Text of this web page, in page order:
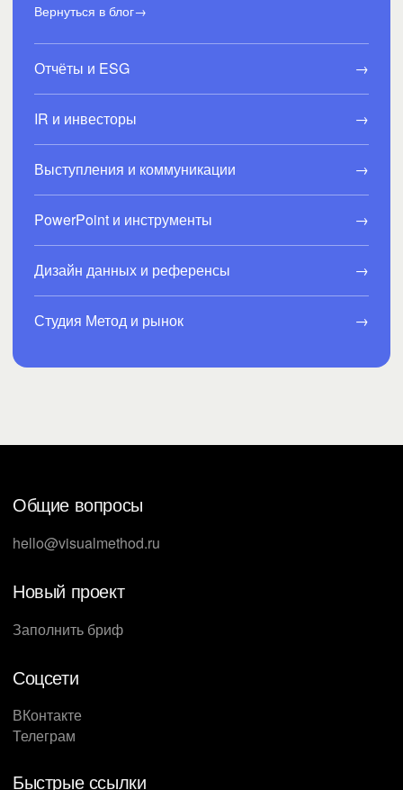
Вернуться в блог→
Отчёты и ESG →
IR и инвесторы →
Выступления и коммуникации →
PowerPoint и инструменты →
Дизайн данных и референсы →
Студия Метод и рынок →
Общие вопросы
hello@visualmethod.ru
Новый проект
Заполнить бриф
Соцсети
ВКонтакте
Телеграм
Быстрые ссылки